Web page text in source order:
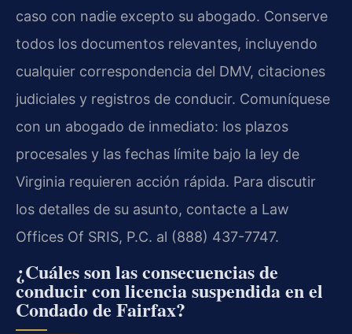
caso con nadie excepto su abogado. Conserve
todos los documentos relevantes, incluyendo
cualquier correspondencia del DMV, citaciones
judiciales y registros de conducir. Comuníquese
con un abogado de inmediato: los plazos
procesales y las fechas límite bajo la ley de
Virginia requieren acción rápida. Para discutir
los detalles de su asunto, contacte a Law
Offices Of SRIS, P.C. al (888) 437-7747.
¿Cuáles son las consecuencias de
conducir con licencia suspendida en el
Condado de Fairfax?